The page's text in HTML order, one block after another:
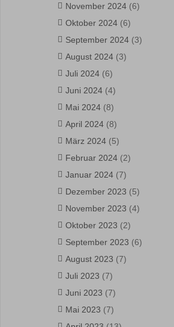
November 2024 (6)
Oktober 2024 (6)
September 2024 (3)
August 2024 (3)
Juli 2024 (6)
Juni 2024 (4)
Mai 2024 (8)
April 2024 (8)
März 2024 (5)
Februar 2024 (2)
Januar 2024 (7)
Dezember 2023 (5)
November 2023 (4)
Oktober 2023 (2)
September 2023 (6)
August 2023 (7)
Juli 2023 (7)
Juni 2023 (7)
Mai 2023 (7)